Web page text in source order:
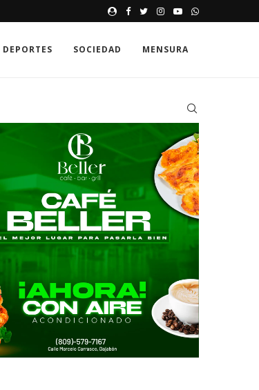
AVISO DE MENSURA PARA
DEPORTES SOCIEDAD MENSURA